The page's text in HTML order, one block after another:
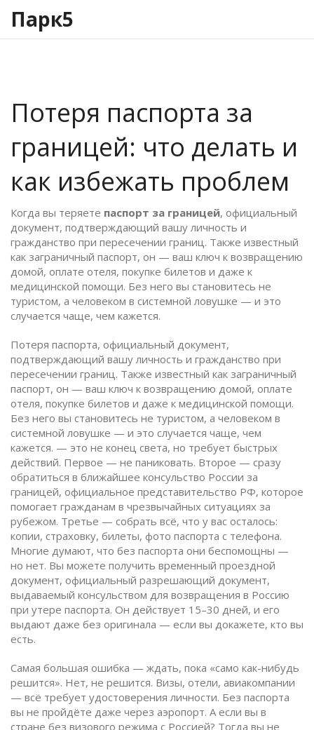
Парк5
Потеря паспорта за
границей: что делать и
как избежать проблем
Когда вы теряете паспорт за границей, официальный
документ, подтверждающий вашу личность и
гражданство при пересечении границ. Также известный
как заграничный паспорт, он — ваш ключ к возвращению
домой, оплате отеля, покупке билетов и даже к
медицинской помощи. Без него вы становитесь не
туристом, а человеком в системной ловушке — и это
случается чаще, чем кажется.
Потеря паспорта, официальный документ,
подтверждающий вашу личность и гражданство при
пересечении границ. Также известный как заграничный
паспорт, он — ваш ключ к возвращению домой, оплате
отеля, покупке билетов и даже к медицинской помощи.
Без него вы становитесь не туристом, а человеком в
системной ловушке — и это случается чаще, чем
кажется. — это не конец света, но требует быстрых
действий. Первое — не паниковать. Второе — сразу
обратиться в ближайшее консульство России за
границей, официальное представительство РФ, которое
помогает гражданам в чрезвычайных ситуациях за
рубежом. Третье — собрать всё, что у вас осталось:
копии, страховку, билеты, фото паспорта с телефона.
Многие думают, что без паспорта они беспомощны —
но нет. Вы можете получить временный проездной
документ, официальный разрешающий документ,
выдаваемый консульством для возвращения в Россию
при утере паспорта. Он действует 15–30 дней, и его
выдают даже без оригинала — если вы докажете, кто вы
есть.
Самая большая ошибка — ждать, пока «само как-нибудь
решится». Нет, не решится. Визы, отели, авиакомпании
— всё требует удостоверения личности. Без паспорта
вы не пройдёте даже через аэропорт. А если вы в
стране без визового режима с Россией? Тогда вы не